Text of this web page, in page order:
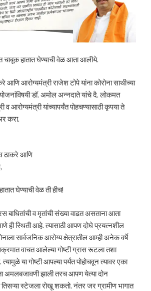
चाबूक हातात घेण्याची वेळ आता आलीये.
आणि आरोग्यमंत्री राजेश टोपे यांना कोरोना साथीच्या
डॉ. अमोल अन्नदाते यांचे दै. लोकमत
आरोग्यमंत्री यांच्यापर्यंत पोहचण्यासाठी कृपया ते
करा.
ठाकरे आणि
घेण्याची वेळ ती हीच!
बाधितांची व मृतांची संख्या वाढत असताना आता
ही स्थिती आहे. त्यासाठी आपण दोघे प्रयत्नशील
सार्वजनिक आरोग्य क्षेत्रातील आम्ही अनेक वर्षे
वाचत आलेल्या गोष्टी ग्रास रूटला तशा
या गोष्टी आपल्या पर्यंत पोहोचवून त्यावर एका
अमलबजावणी झाली तरच आपण येत्या दोन
स्टेजला रोखू शकतो. नंतर जर ग्रामीण भागात